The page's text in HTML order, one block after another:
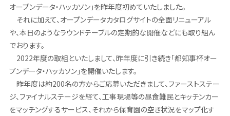
オープンデータ・ハッカソン」を昨年度初めていたしました。
それに加えて、オープンデータカタログサイトの全面リニューアル
や、本日のようなラウンドテーブルの定期的な開催などにも取り組ん
でおります。
2022年度の取組といたしまして、昨年度に引き続き「都知事杯オー
プンデータ・ハッカソン」を開催いたします。
昨年度は約200名の方からご応募いただきまして、ファーストステー
ジ、ファイナルステージを経て、工事現場等の昼食難民とキッチンカー
をマッチングするサービス、それから保育園の空き状況をマップ化す